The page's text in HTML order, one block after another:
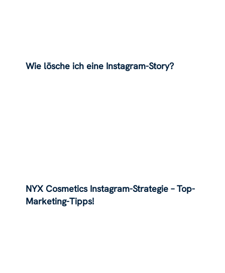
Wie lösche ich eine Instagram-Story?
NYX Cosmetics Instagram-Strategie – Top-
Marketing-Tipps!